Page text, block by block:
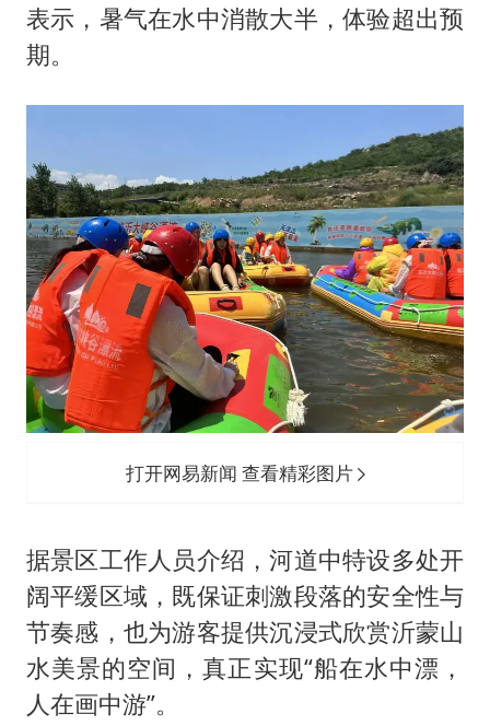
表示，暑气在水中消散大半，体验超出预
期。
打开网易新闻 查看精彩图片
据景区工作人员介绍，河道中特设多处开
阔平缓区域，既保证刺激段落的安全性与
节奏感，也为游客提供沉浸式欣赏沂蒙山
水美景的空间，真正实现“船在水中漂，
人在画中游”。